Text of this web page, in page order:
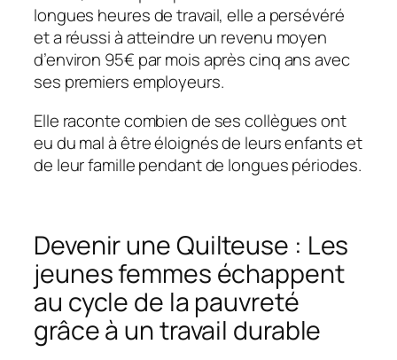
longues heures de travail, elle a persévéré
et a réussi à atteindre un revenu moyen
d’environ 95€ par mois après cinq ans avec
ses premiers employeurs.
Elle raconte combien de ses collègues ont
eu du mal à être éloignés de leurs enfants et
de leur famille pendant de longues périodes.
Devenir uneQuilteuse : Les
jeunes femmes échappent
au cycle de la pauvreté
grâce à un travail durable